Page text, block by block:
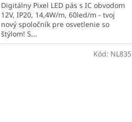
Digitálny Pixel LED pás s IC obvodom
12V, IP20, 14,4W/m, 60led/m - tvoj
nový spoločník pre osvetlenie so
štýlom! S...
Kód: NL835